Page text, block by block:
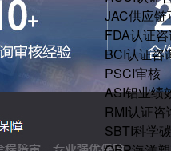
JAC供应
FDA认证
BCI认证咨
PSCI审核
ASI铝业绩
RMI认证咨
SBTI科学